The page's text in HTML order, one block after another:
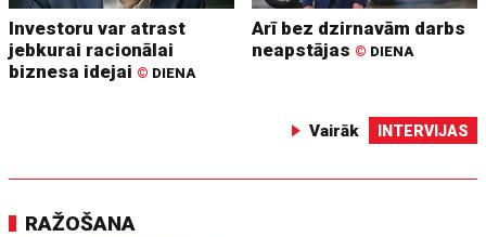
Investoru var atrast
jebkurai racionālai
biznesa idejai © DIENA
Arī bez dzirnavām darbs
neapstājas © DIENA
Vairāk INTERVIJAS
RAŽOŠANA